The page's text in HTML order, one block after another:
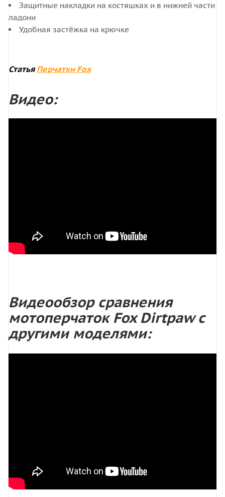
Защитные накладки на костяшках и в нижней части
ладони
Удобная застёжка на крючке
СтатьяПерчатки Fox
Видео:
Видеообзор сравнения
мотоперчаток Fox Dirtpaw с
другими моделями: